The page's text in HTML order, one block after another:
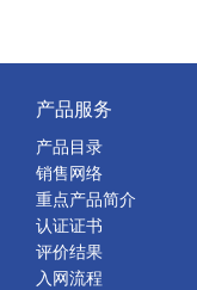
产品服务
产品目录
销售网络
重点产品简介
认证证书
评价结果
入网流程